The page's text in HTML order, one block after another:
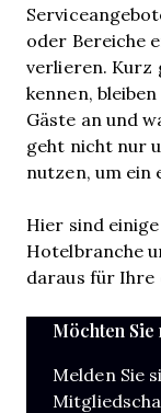
oder Bereiche
verlieren. Kurz
kennen,
Gäste an und
geht nicht nur
nutzen, um ein
Hier sind
Hotelbranche
daraus für Ihre
Möchten
Melden Sie